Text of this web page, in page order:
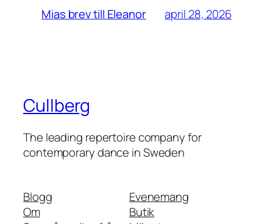
Mias brev till Eleanor april 28, 2026
Cullberg
The leading repertoire company for
contemporary dance in Sweden
Blogg
Om
Evenemang
Butik